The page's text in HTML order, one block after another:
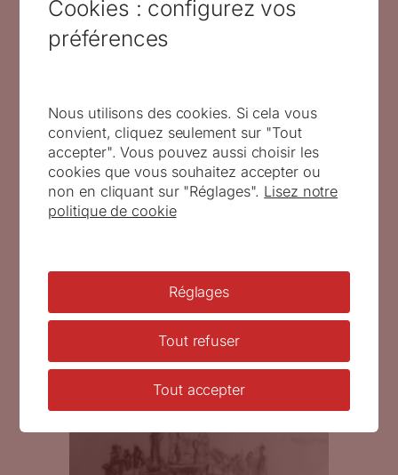
René Marie Quillivic, Nouvelle
Calédonie, épreuve d’artiste du
timbre, 1991 (coll. Gloaguen)
Cookies : configurez vos
préférences
Nous utilisons des cookies. Si cela vous
convient, cliquez seulement sur "Tout
accepter". Vous pouvez aussi choisir les
cookies que vous souhaitez accepter ou
non en cliquant sur "Réglages". Lisez notre
politique de cookie
Réglages
Tout refuser
Tout accepter